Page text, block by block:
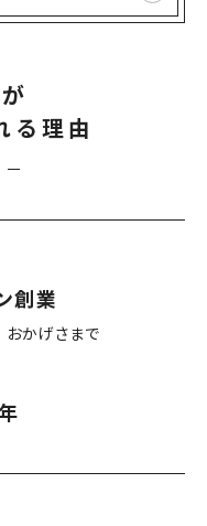
る理由
創業
おかげさまで
年